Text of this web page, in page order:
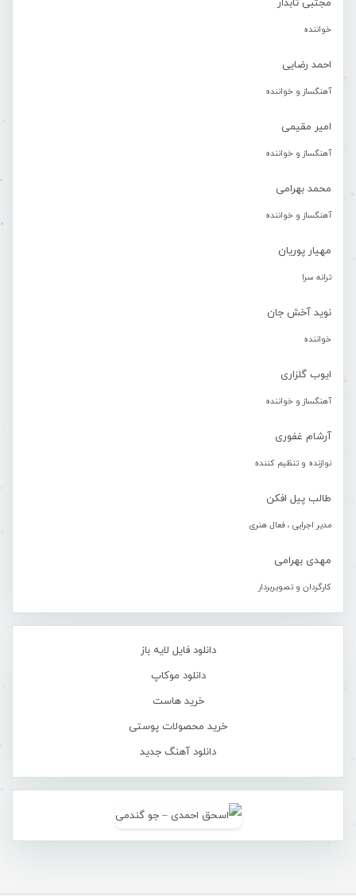
مجتبی تابدار
خواننده
احمد رضایی
آهنگساز و خواننده
امیر مقیمی
آهنگساز و خواننده
محمد بهرامی
آهنگساز و خواننده
مهیار پوریان
ترانه سرا
نوید آخش جان
خواننده
ایوب گلزاری
آهنگساز و خواننده
آرشام غفوری
نوازنده و تنظیم کننده
طالب پیل افکن
مدیر اجرایی ، فعال هنری
مهدی بهرامی
کارگردان و تصویربردار
دانلود فایل لایه باز
دانلود موکاپ
خرید هاست
خرید محصولات پوستی
دانلود آهنگ جدید